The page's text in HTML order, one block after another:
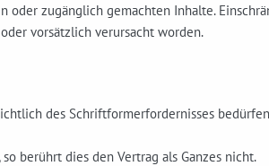
zugänglich gemachten Inhalte.
vorsätzlich verursacht worden.
des Schriftformerfordernisses
berührt dies den Vertrag als Ganzes nicht.